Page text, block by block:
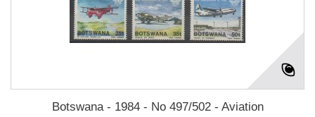
Botswana - 1984 - No 497/502 - Aviation